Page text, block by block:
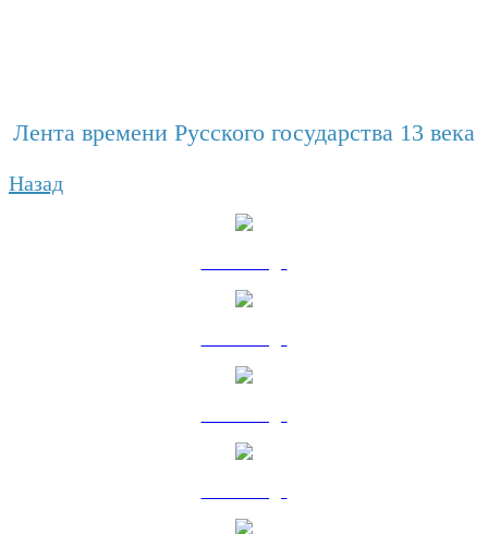
Лента времени Русского государства 13 века
Назад